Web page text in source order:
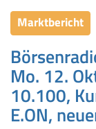
Marktbericht
Mo. 12.
10.100,
E.ON,